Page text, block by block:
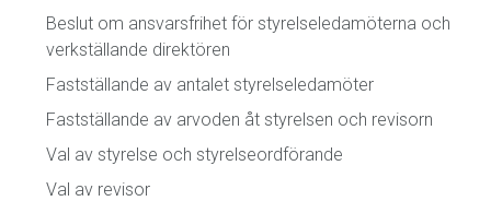
Beslut om ansvarsfrihet för styrelseledamöterna och
verkställande direktören
Fastställande av antalet styrelseledamöter
Fastställande av arvoden åt styrelsen och revisorn
Val av styrelse och styrelseordförande
Val av revisor